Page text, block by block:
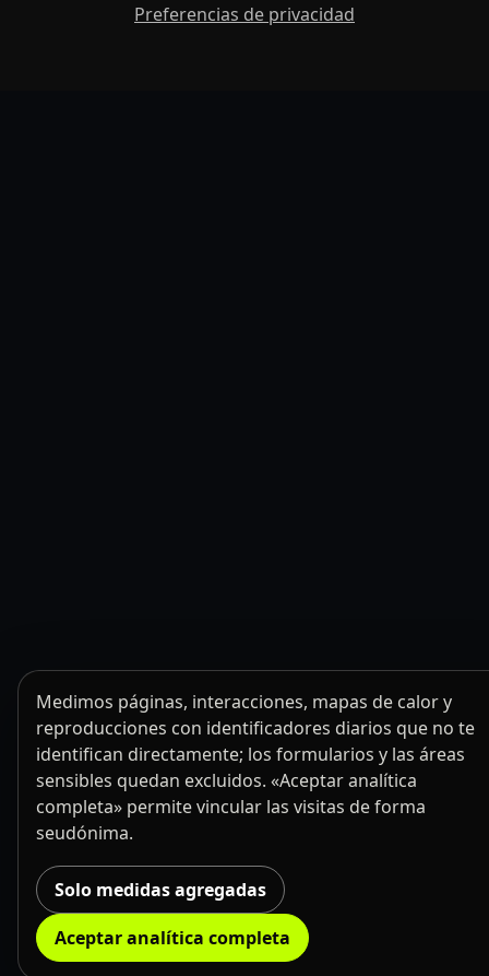
Preferencias de privacidad
Medimos páginas, interacciones, mapas de calor y
reproducciones con identificadores diarios que no te
identifican directamente; los formularios y las áreas
sensibles quedan excluidos. «Aceptar analítica
completa» permite vincular las visitas de forma
seudónima.
Solo medidas agregadas
Aceptar analítica completa